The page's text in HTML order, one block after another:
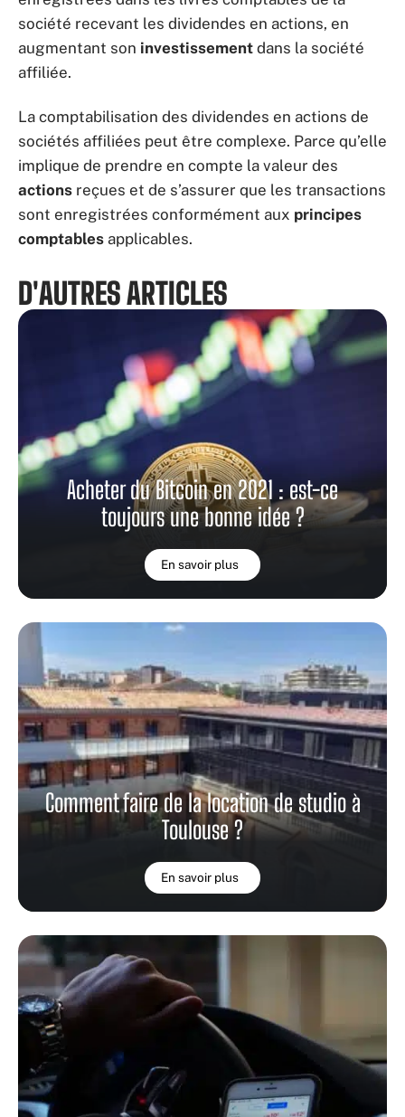
société recevant les dividendes en actions, en
augmentant son investissement dans la société
affiliée.
La comptabilisation des dividendes en actions de
sociétés affiliées peut être complexe. Parce qu’elle
implique de prendre en compte la valeur des
actions reçues et de s’assurer que les transactions
sont enregistrées conformément aux principes
comptables applicables.
D'AUTRES ARTICLES
Acheter du Bitcoin en 2021 : est-ce
toujours une bonne idée ?
En savoir plus
Comment faire de la location de studio à
Toulouse ?
En savoir plus